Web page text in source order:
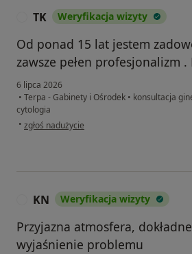
TK Weryfikacja wizyty
Od ponad 15 lat jestem
zawsze pełen profesjonalizm .
6 lipca 2026
• Terpa - Gabinety i Ośrodek • konsultacja
cytologia
• w opinii użytkownika TK
zgłoś nadużycie
KN Weryfikacja wizyty
Przyjazna atmosfera,
wyjaśnienie problemu